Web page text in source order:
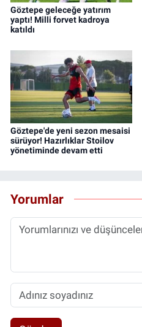
Göztepe geleceğe yatırım
yaptı! Milli forvet kadroya
katıldı
Göztepe'de yeni sezon mesaisi
sürüyor! Hazırlıklar Stoilov
yönetiminde devam etti
Yorumlar